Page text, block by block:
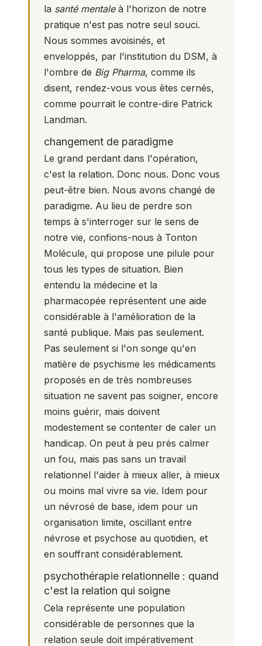
la santé mentaleà l'horizon de notre
pratique n'est pas notre seul souci.
Nous sommes avoisinés, et
enveloppés, par l'institution du DSM, à
l'ombre de Big Pharma, comme ils
disent, rendez-vous vous êtes cernés,
comme pourrait le contre-dire Patrick
Landman.
changement de paradigme
Le grand perdant dans l'opération,
c'est la relation. Donc nous. Donc vous
peut-être bien. Nous avons changé de
paradigme. Au lieu de perdre son
temps à s'interroger sur le sens de
notre vie, confions-nous à Tonton
Molécule, qui propose une pilule pour
tous les types de situation. Bien
entendu la médecine et la
pharmacopée représentent une aide
considérable à l'amélioration de la
santé publique. Mais pas seulement.
Pas seulement si l'on songe qu'en
matière de psychisme les médicaments
proposés en de très nombreuses
situation ne savent pas soigner, encore
moins guérir, mais doivent
modestement se contenter de caler un
handicap. On peut à peu près calmer
un fou, mais pas sans un travail
relationnel l'aider à mieux aller, à mieux
ou moins mal vivre sa vie. Idem pour
un névrosé de base, idem pour un
organisation limite, oscillant entre
névrose et psychose au quotidien, et
en souffrant considérablement.
psychothérapie relationnelle : quand
c'est la relation qui soigne
Cela représente une population
considérable de personnes que la
relation seule doit impérativement